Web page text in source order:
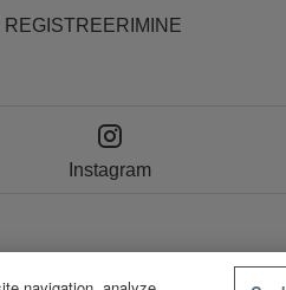
REGISTREERIMINE
Instagram